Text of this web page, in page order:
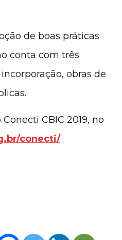
de boas práticas
conta com três
obras de
CBIC 2019, no
conecti/